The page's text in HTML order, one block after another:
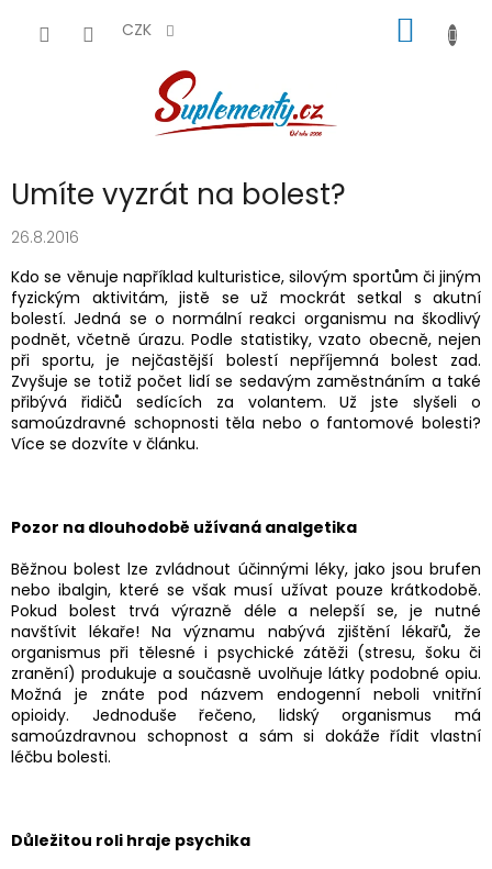
CZK
KOŠÍK
Umíte vyzrát na bolest?
26.8.2016
Kdo se věnuje například kulturistice, silovým sportům či jiným
fyzickým aktivitám, jistě se už mockrát setkal s akutní
bolestí. Jedná se o normální reakci organismu na škodlivý
podnět, včetně úrazu. Podle statistiky, vzato obecně, nejen
při sportu, je nejčastější bolestí nepříjemná bolest zad.
Zvyšuje se totiž počet lidí se sedavým zaměstnáním a také
přibývá řidičů sedících za volantem. Už jste slyšeli o
samoúzdravné schopnosti těla nebo o fantomové bolesti?
Více se dozvíte v článku.
Pozor na dlouhodobě užívaná analgetika
Běžnou bolest lze zvládnout účinnými léky, jako jsou brufen
nebo ibalgin, které se však musí užívat pouze krátkodobě.
Pokud bolest trvá výrazně déle a nelepší se, je nutné
navštívit lékaře! Na významu nabývá zjištění lékařů, že
organismus při tělesné i psychické zátěži (stresu, šoku či
zranění) produkuje a současně uvolňuje látky podobné opiu.
Možná je znáte pod názvem endogenní neboli vnitřní
opioidy. Jednoduše řečeno, lidský organismus má
samoúzdravnou schopnost a sám si dokáže řídit vlastní
léčbu bolesti.
Důležitou roli hraje psychika